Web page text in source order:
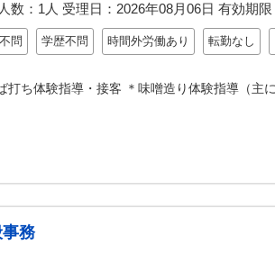
数：1人 受理日： 2026年08月06日 有効期限
問 学歴不問 時間外労働あり 転勤なし
打ち体験指導・接客 ＊味噌造り体験指導（主
務